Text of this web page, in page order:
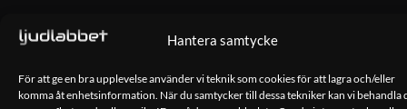
Hantera samtycke
För att ge en bra upplevelse använder vi teknik som cookies för att lagra och/eller
komma åt enhetsinformation. När du samtycker till dessa tekniker kan vi behandla